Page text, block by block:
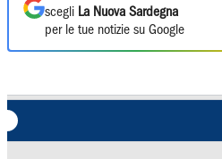
scegli La Nuova Sardegna
per le tue notizie su Google